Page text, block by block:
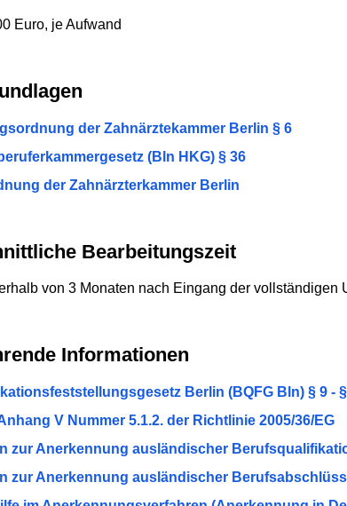
Euro, je Aufwand
der Zahnärztekammer Berlin § 6
(Bln HKG) § 36
der Zahnärzterkammer Berlin
Bearbeitungszeit
von 3 Monaten nach Eingang der vollständigen
Informationen
Berlin (BQFG Bln) § 9 -
V Nummer 5.1.2. der Richtlinie 2005/36/EG
zur Anerkennung ausländischer
zur Anerkennung ausländischer